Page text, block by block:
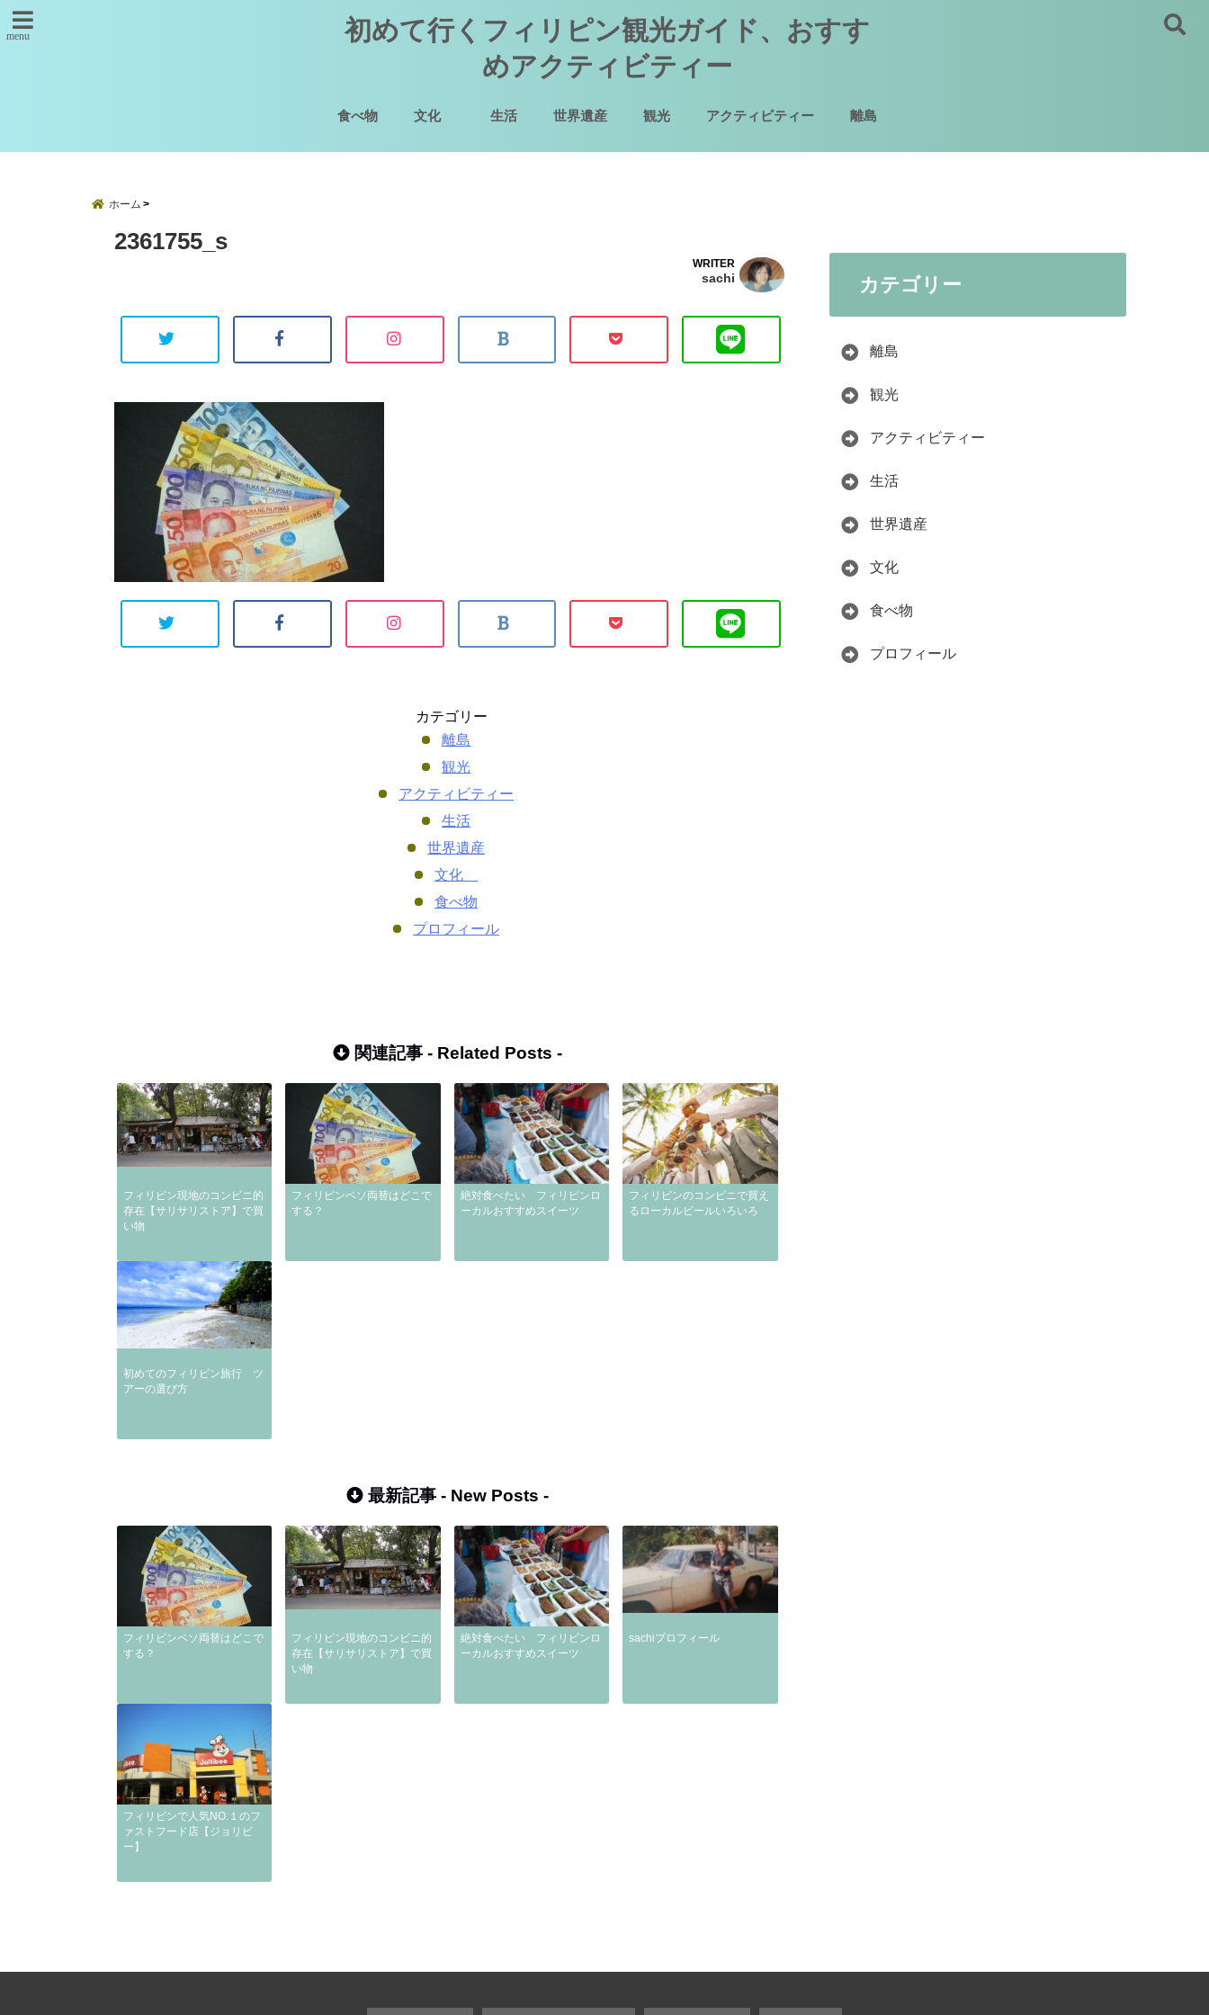
menu
初めて行くフィリピン観光ガイド、おすす
めアクティビティー
食べ物 文化 生活 世界遺産 観光 アクティビティー 離島
ホーム
2361755_s
WRITER
sachi
カテゴリー
離島
観光
アクティビティー
生活
世界遺産
文化
食べ物
プロフィール
関連記事 - Related Posts -
フィリピン現地のコンビニ的
存在【サリサリストア】で買
い物
フィリピンペソ両替はどこで
する？
絶対食べたい フィリピンロ
ーカルおすすめスイーツ
フィリピンのコンビニで買え
るローカルビールいろいろ
初めてのフィリピン旅行 ツ
アーの選び方
最新記事 - New Posts -
フィリピンペソ両替はどこで
する？
フィリピン現地のコンビニ的
存在【サリサリストア】で買
い物
絶対食べたい フィリピンロ
ーカルおすすめスイーツ
sachiプロフィール
フィリピンで人気NO.１のフ
ァストフード店【ジョリビ
ー】
カテゴリー
離島
観光
アクティビティー
生活
世界遺産
文化
食べ物
プロフィール